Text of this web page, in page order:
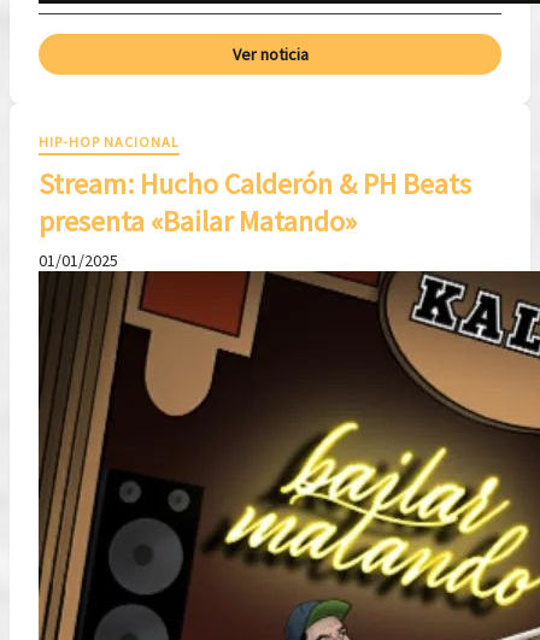
Ver noticia
HIP-HOP NACIONAL
Stream: Hucho Calderón & PH Beats
presenta «Bailar Matando»
01/01/2025